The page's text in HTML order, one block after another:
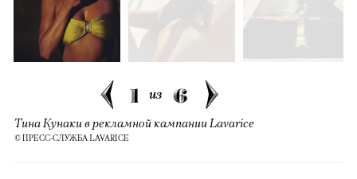
1 из 6
Тина Кунаки в рекламной кампании Lavarice
© ПРЕСС-СЛУЖБА LAVARICE